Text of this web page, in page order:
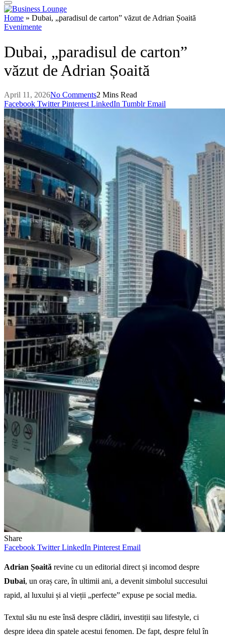
Home » Dubai, „paradisul de carton” văzut de Adrian Șoaită
Evenimente
Dubai, „paradisul de carton”
văzut de Adrian Șoaită
April 11, 2026No Comments2 Mins Read
Facebook Twitter Pinterest LinkedIn Tumblr Email
Share
Facebook Twitter LinkedIn Pinterest Email
Adrian Șoaită revine cu un editorial direct și incomod despre
Dubai, un oraș care, în ultimii ani, a devenit simbolul succesului
rapid, al luxului și al vieții „perfecte” expuse pe social media.
Textul său nu este însă despre clădiri, investiții sau lifestyle, ci
despre ideea din spatele acestui fenomen. De fapt, despre felul în